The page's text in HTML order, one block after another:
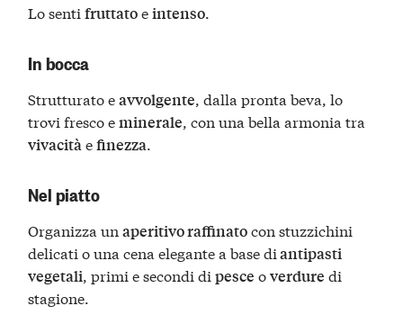
Lo sentifruttatoeintenso.
In bocca
Strutturato eavvolgente, dalla pronta beva, lo
trovi fresco eminerale, con una bella armonia tra
vivacitàefinezza.
Nel piatto
Organizza unaperitivo raffinatocon stuzzichini
delicati o una cena elegante a base diantipasti
vegetali, primi e secondi dipesce overdure di
stagione.